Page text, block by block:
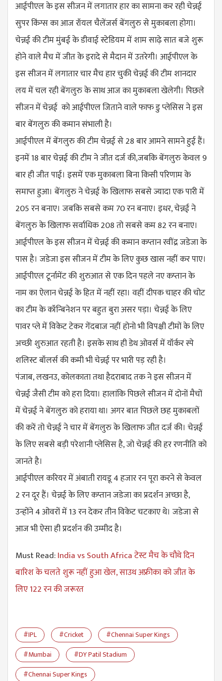
आईपीएल के इस सीजन में लगातार हार का सामना कर रही चेन्नई
सुपर किंग्स का आज रॉयल चैलेंजर्स बेंगलुरु से मुकाबला होगा।
चेन्नई की टीम मुंबई के डीवाई स्टेडियम में शाम साढ़े सात बजे शुरू
होने वाले मैच में जीत के इरादे से मैदान में उतरेगी। आईपीएल के
इस सीजन में लगातार चार मैच हार चुकी चेन्नई की टीम शानदार
लय में चल रही बेंगलुरु के साथ आज का मुकाबला खेलेगी। पिछले
सीजन में चेन्नई को आईपीएल जिताने वाले फाफ डु प्लेसिस ने इस
बार बेंगलुरु की कमान संभाली है।
आईपीएल में बेंगलुरु की टीम चेन्नई से 28 बार आमने सामने हुई हैं।
इनमें 18 बार चेन्नई की टीम ने जीत दर्ज की,जबकि बेंगलुरु केवल 9
बार ही जीत पाई। इसमें एक मुकाबला बिना किसी परिणाम के
समाप्त हुआ। बेंगलुरु ने चेन्नई के खिलाफ सबसे ज्यादा एक पारी में
205 रन बनाए। जबकि सबसे कम 70 रन बनाए। इधर, चेन्नई ने
बेंगलुरु के खिलाफ सर्वाधिक 208 तो सबसे कम 82 रन बनाए।
आईपीएल के इस सीजन में चेन्नई की कमान कप्तान रवींद्र जडेजा के
पास है। जडेजा इस सीजन में टीम के लिए कुछ खास नहीं कर पाए।
आईपीएल टूर्नामेंट की शुरुआत से एक दिन पहले नए कप्तान के
नाम का ऐलान चेन्नई के हित में नहीं रहा। वहीं दीपक चाहर की चोट
का टीम के कॉन्बिनेशन पर बहुत बुरा असर पड़ा। चेन्नई के लिए
पावर प्ले में विकेट टेकर गेंदबाज नहीं होनो भी विपक्षी टीमों के लिए
अच्छी शुरुआत रहती है। इसके साथ ही डेथ ओवर्स में यॉर्कर स्पे​
शलिस्ट बॉलर्स की कमी भी चेन्नई पर भारी पड़ रही है।
पंजाब, लखनउ, कोलकाता तथा हैदराबाद तक ने इस सीजन में
चेन्नई जैसी टीम को हरा दिया। हालांकि पिछले सीजन में दोनों मैचों
में चेन्नई ने बेंगलुरु को हराया था। अगर बात पिछले छह मुकाबलों
की करें तो चेन्नई ने चार में बेंगलुरु के खिलाफ जीत दर्ज की। चेन्नई
के लिए सबसे बड़ी परेशानी प्लेसिस है, जो चेन्नई की हर रणनीति को
जानते है।
आईपीएल करियर में अंबाती रायडू 4 हजार रन पूरा करने से केवल
2 रन दूर हैं। चेन्नई के लिए कप्तान जडेजा का प्रदर्शन अच्छा है,
उन्होंने 4 ओवरों में 13 रन देकर तीन विकेट चटकाए थे। जडेजा से
आज भी ऐसा ही प्रदर्शन की उम्मीद है।
Must Read:India vs South Africa टेस्ट मैच के चौथे दिन
बारिश के चलते शुरू नहीं हुआ खेल, साउथ अफ्रीका को जीत के
लिए 122 रन की जरूरत
#IPL #Cricket
#Chennai Super Kings
#Mumbai
#DY Patil Stadium
#Chennai Super Kings